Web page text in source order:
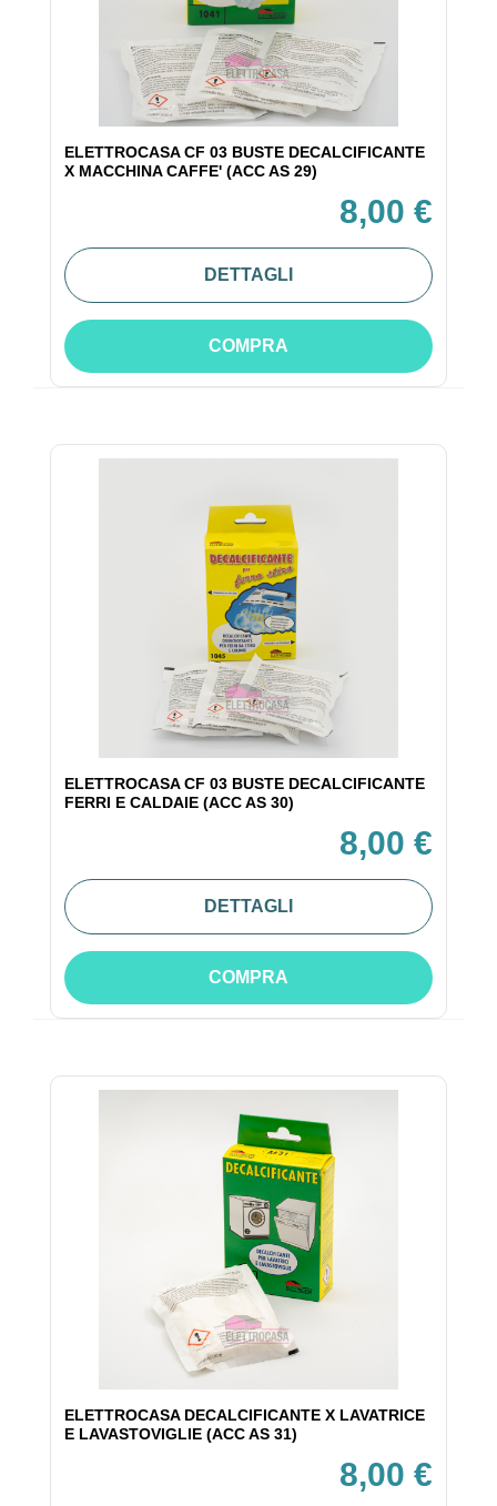
ELETTROCASA CF 03 BUSTE DECALCIFICANTE
X MACCHINA CAFFE' (ACC AS 29)
8,00 €
DETTAGLI
COMPRA
ELETTROCASA CF 03 BUSTE DECALCIFICANTE
FERRI E CALDAIE (ACC AS 30)
8,00 €
DETTAGLI
COMPRA
ELETTROCASA DECALCIFICANTE X LAVATRICE
E LAVASTOVIGLIE (ACC AS 31)
8,00 €